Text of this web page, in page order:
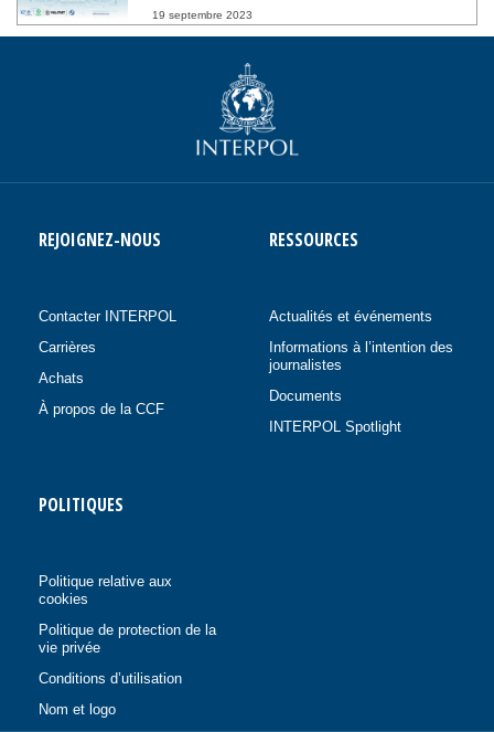
19 septembre 2023
REJOIGNEZ-NOUS
Contacter INTERPOL
Carrières
Achats
À propos de la CCF
RESSOURCES
Actualités et événements
Informations à l’intention des
journalistes
Documents
INTERPOL Spotlight
POLITIQUES
Politique relative aux
cookies
Politique de protection de la
vie privée
Conditions d’utilisation
Nom et logo